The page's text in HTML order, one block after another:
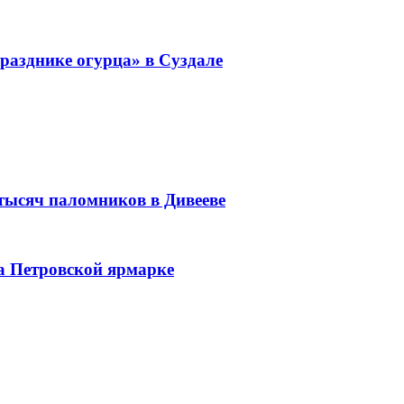
огурца» в Суздале
паломников в Дивееве
Петровской ярмарке